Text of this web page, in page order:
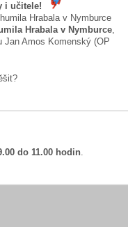
i učitele!
Hrabala v Nymburce
Hrabala v Nymburce,
Jan Amos Komenský (OP
do 11.00 hodin.